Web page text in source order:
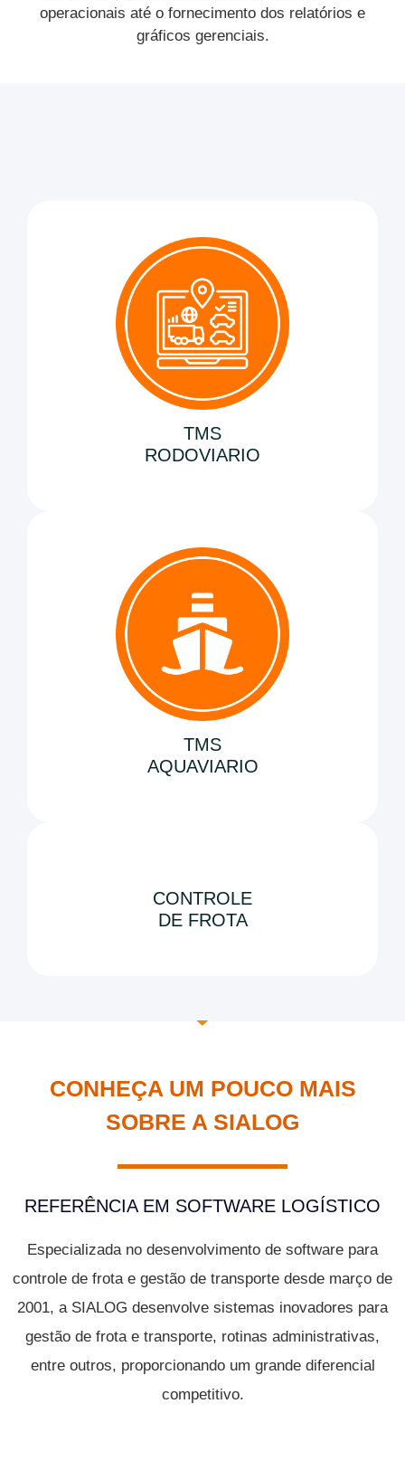
operacionais até o fornecimento dos relatórios e
gráficos gerenciais.
TMS
RODOVIARIO
TMS
AQUAVIARIO
CONTROLE
DE FROTA
CONHEÇA UM POUCO MAIS
SOBRE A SIALOG
REFERÊNCIA EM SOFTWARE LOGÍSTICO
Especializada no desenvolvimento de software para
controle de frota e gestão de transporte desde março de
2001, a SIALOG desenvolve sistemas inovadores para
gestão de frota e transporte, rotinas administrativas,
entre outros, proporcionando um grande diferencial
competitivo.